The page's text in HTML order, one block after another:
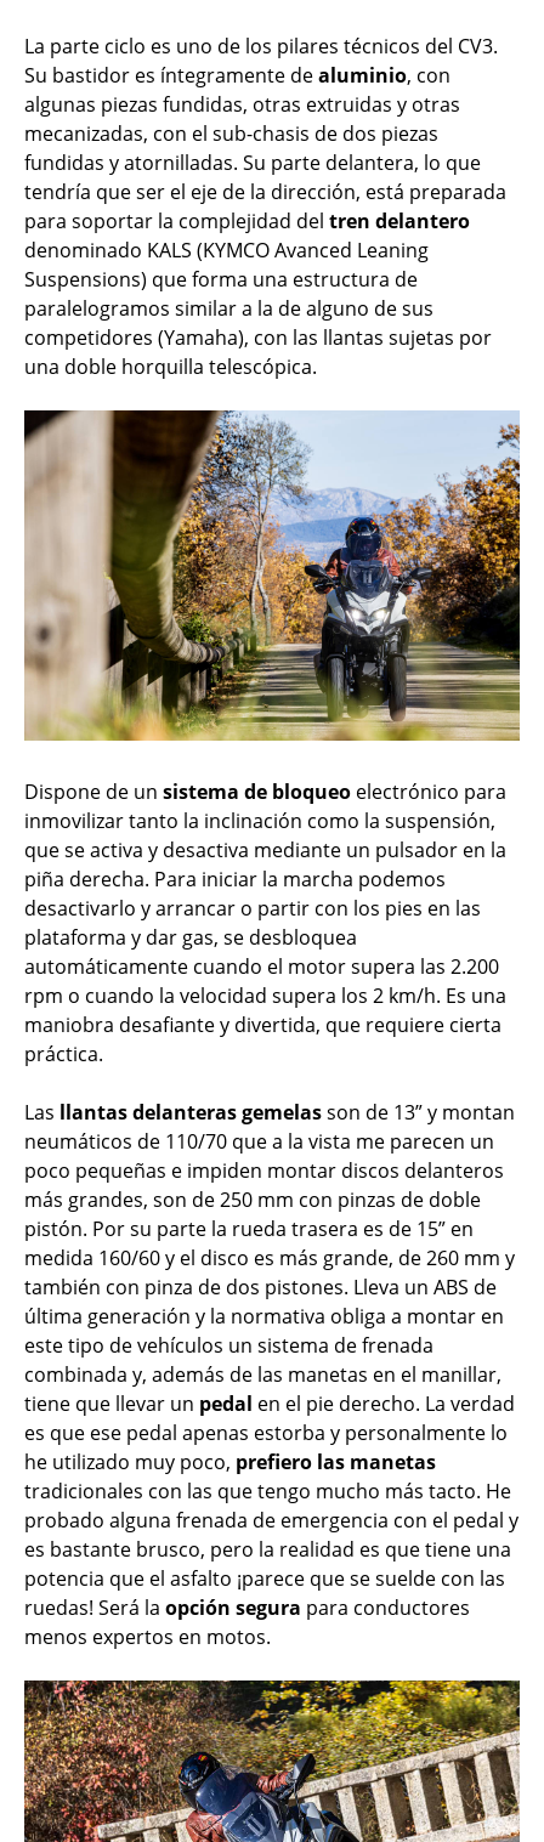
La parte ciclo es uno de los pilares técnicos del CV3.
Su bastidor es íntegramente dealuminio, con
algunas piezas fundidas, otras extruidas y otras
mecanizadas, con el sub-chasis de dos piezas
fundidas y atornilladas. Su parte delantera, lo que
tendría que ser el eje de la dirección, está preparada
para soportar la complejidad del tren delantero
denominado KALS (KYMCO Avanced Leaning
Suspensions) que forma una estructura de
paralelogramos similar a la de alguno de sus
competidores (Yamaha), con las llantas sujetas por
una doble horquilla telescópica.
Dispone de un sistema de bloqueo electrónico para
inmovilizar tanto la inclinación como la suspensión,
que se activa y desactiva mediante un pulsador en la
piña derecha. Para iniciar la marcha podemos
desactivarlo y arrancar o partir con los pies en las
plataforma y dar gas, se desbloquea
automáticamente cuando el motor supera las 2.200
rpm o cuando la velocidad supera los 2 km/h. Es una
maniobra desafiante y divertida, que requiere cierta
práctica.
Las llantas delanteras gemelasson de 13” y montan
neumáticos de 110/70 que a la vista me parecen un
poco pequeñas e impiden montar discos delanteros
más grandes, son de 250 mm con pinzas de doble
pistón. Por su parte la rueda trasera es de 15” en
medida 160/60 y el disco es más grande, de 260 mm y
también con pinza de dos pistones. Lleva un ABS de
última generación y la normativa obliga a montar en
este tipo de vehículos un sistema de frenada
combinada y, además de las manetas en el manillar,
tiene que llevar un pedal en el pie derecho. La verdad
es que ese pedal apenas estorba y personalmente lo
he utilizado muy poco, prefiero las manetas
tradicionales con las que tengo mucho más tacto. He
probado alguna frenada de emergencia con el pedal y
es bastante brusco, pero la realidad es que tiene una
potencia que el asfalto ¡parece que se suelde con las
ruedas! Será la opción segura para conductores
menos expertos en motos.